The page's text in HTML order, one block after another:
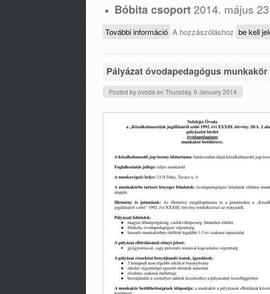
Bóbita csoport2014. május
További információ Évvégi programjaink
A hozzászóláshoz be kell
Pályázat óvodapedagógus
Posted byovoda on Thursday, 9 January 2014